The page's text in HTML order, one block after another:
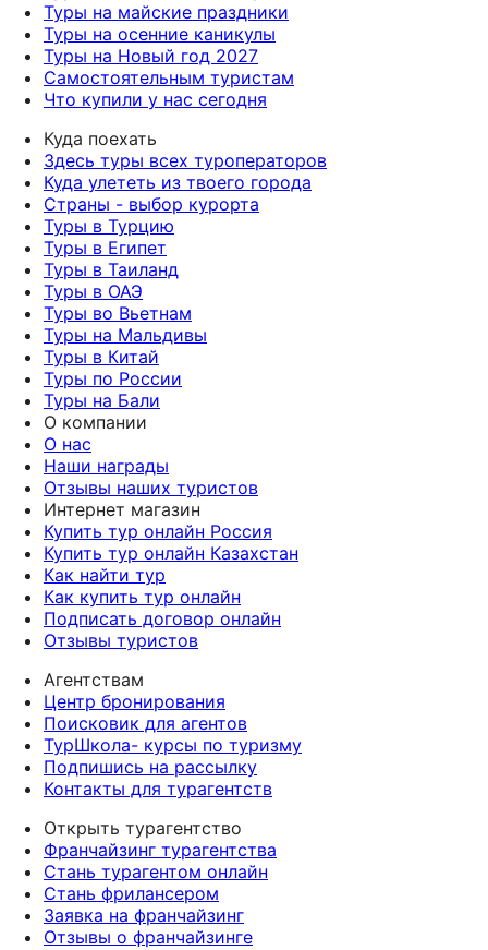
Туры на майские праздники
Туры на осенние каникулы
Туры на Новый год 2027
Самостоятельным туристам
Что купили у нас сегодня
Куда поехать
Здесь туры всех туроператоров
Куда улететь из твоего города
Страны - выбор курорта
Туры в Турцию
Туры в Египет
Туры в Таиланд
Туры в ОАЭ
Туры во Вьетнам
Туры на Мальдивы
Туры в Китай
Туры по России
Туры на Бали
О компании
О нас
Наши награды
Отзывы наших туристов
Интернет магазин
Купить тур онлайн Россия
Купить тур онлайн Казахстан
Как найти тур
Как купить тур онлайн
Подписать договор онлайн
Отзывы туристов
Агентствам
Центр бронирования
Поисковик для агентов
ТурШкола- курсы по туризму
Подпишись на рассылку
Контакты для турагентств
Открыть турагентство
Франчайзинг турагентства
Стань турагентом онлайн
Стань фрилансером
Заявка на франчайзинг
Отзывы о франчайзинге